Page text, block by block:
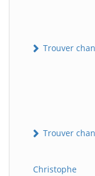
Trouver
Trouver
Christophe